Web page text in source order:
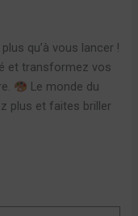
qu’à vous lancer !
et transformez vos
Le monde du
plus et faites briller